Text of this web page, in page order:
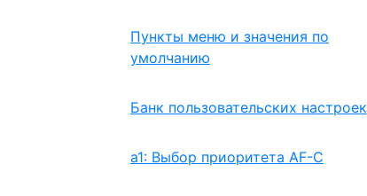
Пункты меню и значения по
умолчанию
Банк пользовательских настроек
a1: Выбор приоритета AF-C